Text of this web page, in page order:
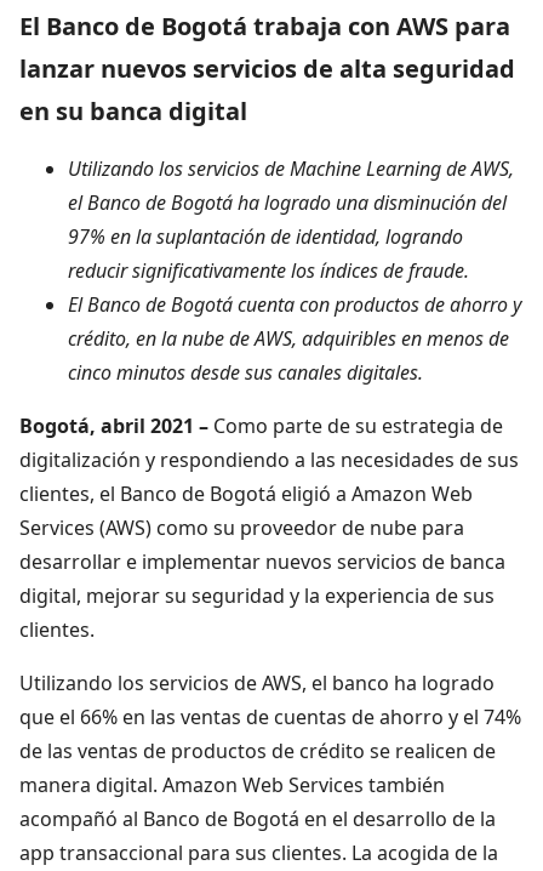
El Banco de Bogotá trabaja con AWS para
lanzar nuevos servicios de alta seguridad
en su banca digital
Utilizando los servicios de Machine Learning de AWS,
el Banco de Bogotá ha logrado una disminución del
97% en la suplantación de identidad, logrando
reducir significativamente los índices de fraude.
El Banco de Bogotá cuenta con productos de ahorro y
crédito, en la nube de AWS, adquiribles en menos de
cinco minutos desde sus canales digitales.
Bogotá, abril 2021 – Como parte de su estrategia de
digitalización y respondiendo a las necesidades de sus
clientes, el Banco de Bogotá eligió a Amazon Web
Services (AWS) como su proveedor de nube para
desarrollar e implementar nuevos servicios de banca
digital, mejorar su seguridad y la experiencia de sus
clientes.
Utilizando los servicios de AWS, el banco ha logrado
que el 66% en las ventas de cuentas de ahorro y el 74%
de las ventas de productos de crédito se realicen de
manera digital. Amazon Web Services también
acompañó al Banco de Bogotá en el desarrollo de la
app transaccional para sus clientes. La acogida de la